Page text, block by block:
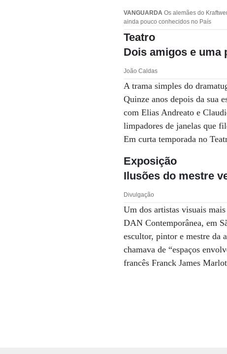
VANGUARDA Os alemães do
ainda pouco conhecidos no País
Teatro
Dois amigos e uma
João Caldas
A trama simples do
Quinze anos depois da sua
com Elias Andreato e
limpadores de janelas que
Em curta temporada no
Exposição
Ilusões do mestre
Divulgação
Um dos artistas visuais
DAN Contemporânea, em
escultor, pintor e mestre da
chamava de “espaços
francês Franck James